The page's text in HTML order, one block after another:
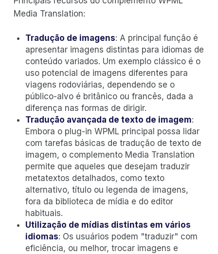
Media Translation:
Tradução de imagens: A principal função é
apresentar imagens distintas para idiomas de
conteúdo variados. Um exemplo clássico é o
uso potencial de imagens diferentes para
viagens rodoviárias, dependendo se o
público-alvo é britânico ou francês, dada a
diferença nas formas de dirigir.
Tradução avançada de texto de imagem:
Embora o plug-in WPML principal possa lidar
com tarefas básicas de tradução de texto de
imagem, o complemento Media Translation
permite que aqueles que desejam traduzir
metatextos detalhados, como texto
alternativo, título ou legenda de imagens,
fora da biblioteca de mídia e do editor
habituais.
Utilização de mídias distintas em vários
idiomas: Os usuários podem "traduzir" com
eficiência, ou melhor, trocar imagens e